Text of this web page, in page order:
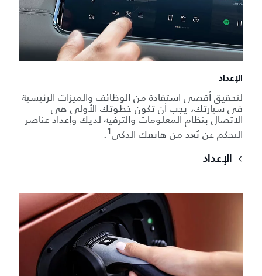
الإعداد
لتحقيق أقصى استفادة من الوظائف والميزات الرئيسية
في سيارتك، يجب أن تكون خطوتك الأولى هي
الاتصال بنظام المعلومات والترفيه لديك وإعداد عناصر
التحكم عن بُعد من هاتفك الذكي1
.
الإعداد